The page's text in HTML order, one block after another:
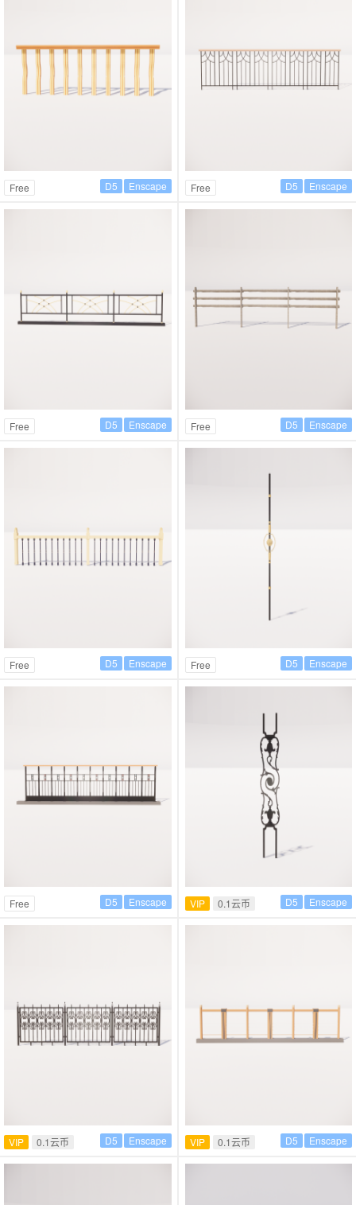
Free Enscape
D5 Free Enscape
D5
Free Enscape
D5 Free Enscape
D5
Free Enscape
D5 Free Enscape
D5
Free Enscape
D5 VIP 0.1云币 Enscape
D5
VIP 0.1云币 Enscape
D5 VIP 0.1云币 Enscape
D5